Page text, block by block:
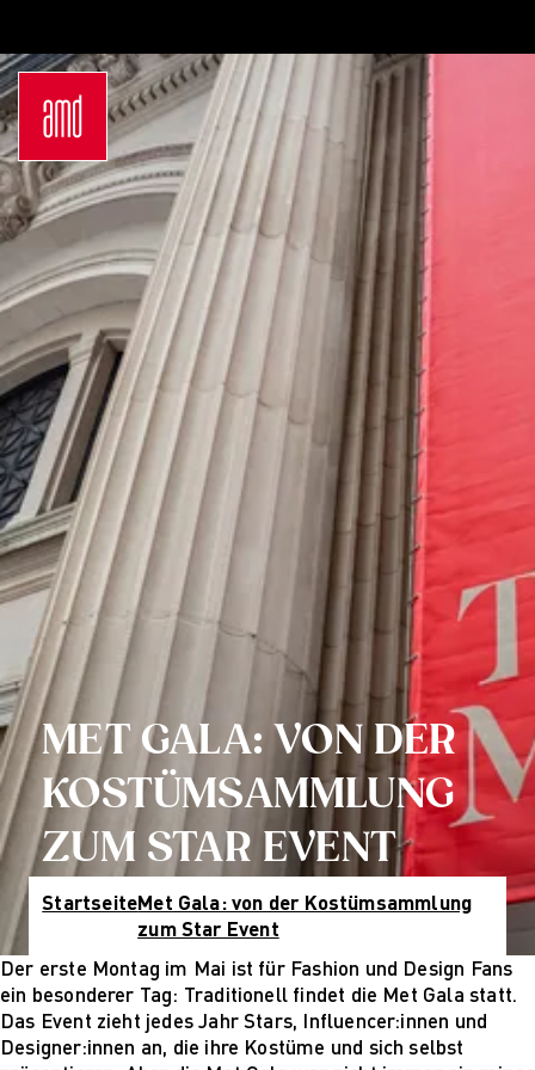
Design
Innenarchitektur
Marken- &
Kommunikationsdesign
Interior Design
Mode Design
Mode &
Designmanagement
Fashion Journalism &
Communication
Sustainability in
Creative Industries
Fashion & Design
Management
Fashion Design
Master
Luxury Management
Generatives Design &
KI
Costume Design
Fashion Management
Sustainability in
Fashion and Creative
Industries
Nachhaltiges Design
Nachhaltiges Design
(berufsbegleitend)
Nachhaltiges Design
Management
Nachhaltiges Design
Management
(berufsbegleitend)
Qualifizierung
Online-Campus
Berufsbegleitend
Zulassung
Kosten & Finanzierung
FAQ
Career Development an
der AMD
Networking
International
Auslandsprogramme
für unsere
Studierenden
Internationale
Partnerhochschulen
Studieren in
Deutschland
Studyplus
Deinen Campus entdecken
Berlin
Düsseldorf
Hamburg
München
Online-Campus
Kontakt & Termine
Studienberatung
Infotermine
Über uns
Warum zur AMD
Hochschule
Leitbild und Historie
Qualitätsmanagement
Bildungsfamilie
Forschung
Forschung
Perception
Cultures of
Perception
Vortragsreihe „Was
ist Design?
MET GALA: VON DER
KOSTÜMSAMMLUNG
ZUM STAR EVENT
StartseiteMet Gala: von der Kostümsammlung
zum Star Event
Der erste Montag im Mai ist für Fashion und Design Fans
ein besonderer Tag: Traditionell findet die Met Gala statt.
Das Event zieht jedes Jahr Stars, Influencer:innen und
Designer:innen an, die ihre Kostüme und sich selbst